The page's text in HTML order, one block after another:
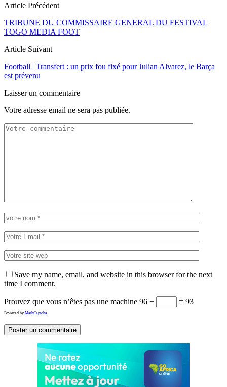
Article Précédent
TRIBUNE DU COMMISSAIRE GENERAL DU FESTIVAL
TOGO MEDIA FOOT
Article Suivant
Football | Transfert : un prix fou fixé pour Julian Alvarez, le Barça
est prévenu
Laisser un commentaire
Votre adresse email ne sera pas publiée.
Save my name, email, and website in this browser for the next
time I comment.
Prouvez que vous n’êtes pas une machine 96 − = 93
Powered by MathCaptcha